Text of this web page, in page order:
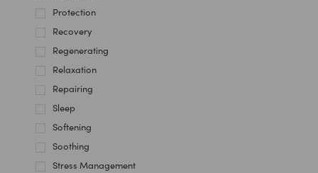
Protection
Recovery
Regenerating
Relaxation
Repairing
Sleep
Softening
Soothing
Stress Management